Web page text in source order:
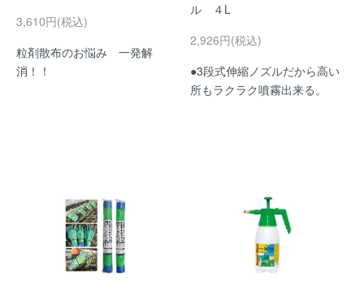
3,610円(税込)
粒剤散布のお悩み 一発解
消！！
ル ４L
2,926円(税込)
●3段式伸縮ノズルだから高い
所もラクラク噴霧出来る。